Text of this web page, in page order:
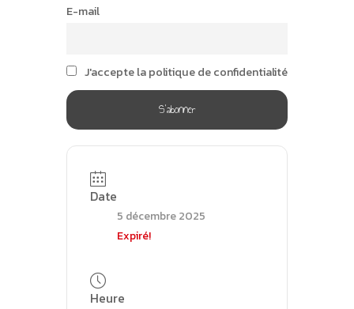
E-mail
J'accepte la politique de confidentialité
Date
5 décembre 2025
Expiré!
Heure